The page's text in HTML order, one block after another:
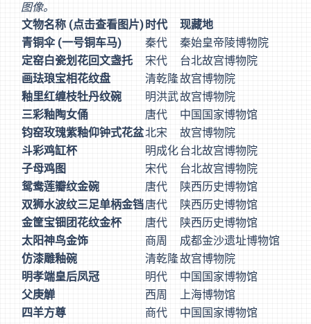
图像。
文物名称 (点击查看图片)时代
现藏地
青铜伞 (一号铜车马)
秦代
秦始皇帝陵博物院
定窑白瓷划花回文盏托
宋代
台北故宫博物院
画珐琅宝相花纹盘
清乾隆故宫博物院
釉里红缠枝牡丹纹碗
明洪武故宫博物院
三彩釉陶女俑
唐代
中国国家博物馆
钧窑玫瑰紫釉仰钟式花盆北宋
故宫博物院
斗彩鸡缸杯
明成化台北故宫博物院
子母鸡图
宋代
台北故宫博物院
鸳鸯莲瓣纹金碗
唐代
陕西历史博物馆
双狮水波纹三足单柄金铛唐代
陕西历史博物馆
金筐宝钿团花纹金杯
唐代
陕西历史博物馆
太阳神鸟金饰
商周
成都金沙遗址博物馆
仿漆雕釉碗
清乾隆故宫博物院
明孝端皇后凤冠
明代
中国国家博物馆
父庚觯
西周
上海博物馆
四羊方尊
商代
中国国家博物馆